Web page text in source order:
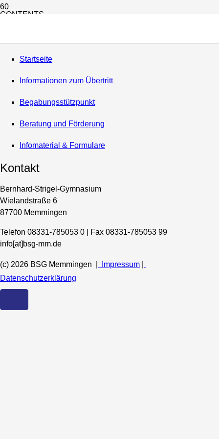
CONTENTS
Startseite
Informationen zum Übertritt
Begabungsstützpunkt
Beratung und Förderung
Infomaterial & Formulare
Kontakt
Bernhard-Strigel-Gymnasium
Wielandstraße 6
87700 Memmingen
Telefon 08331-785053 0 | Fax 08331-785053 99
info[at]bsg-mm.de
(c) 2026 BSG Memmingen | Impressum
Datenschutzerklärung